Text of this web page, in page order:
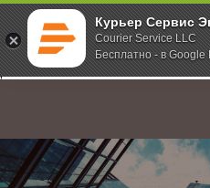
Курьер Сервис
Courier Service LLC
Бесплатно - в Google
;
Главная О компании